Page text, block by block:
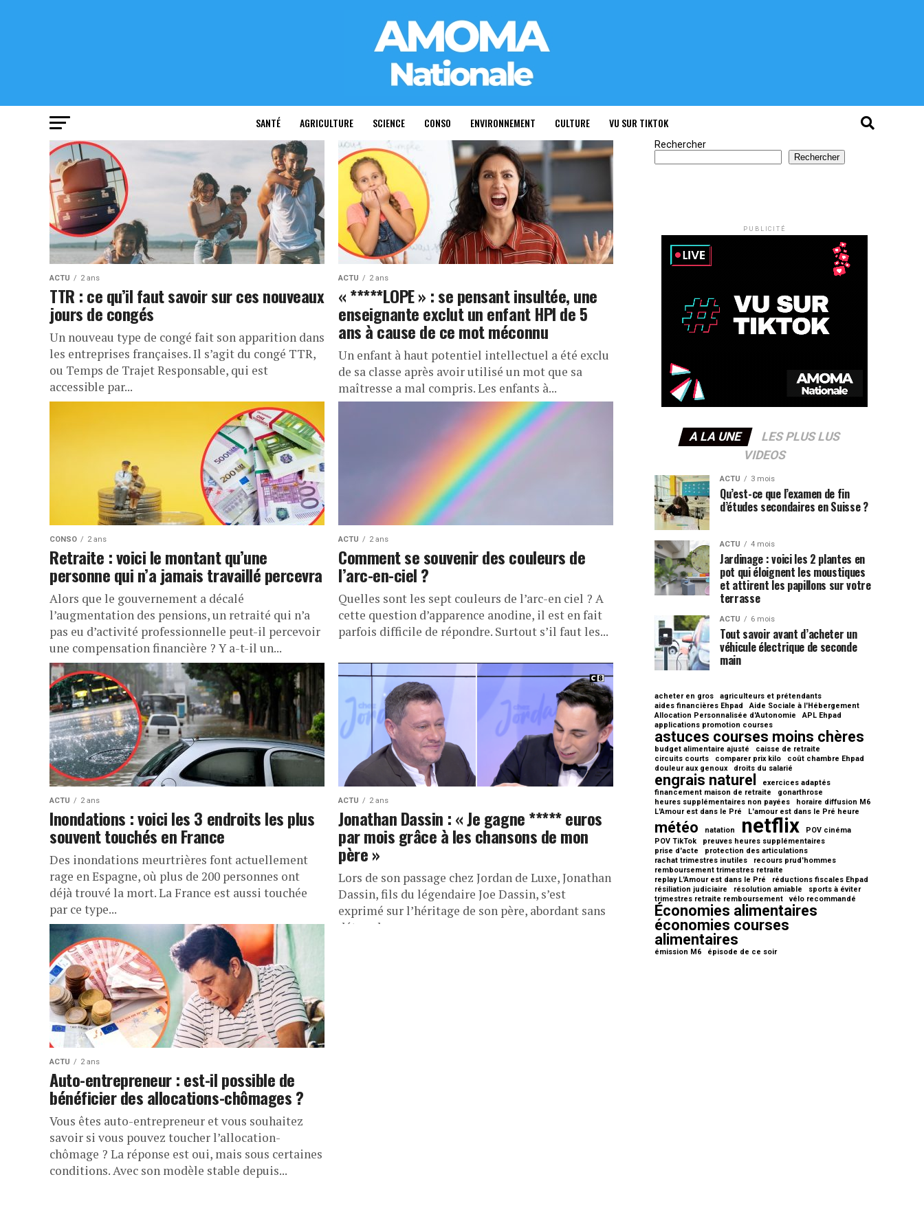
SANTÉ AGRICULTURE SCIENCE CONSO ENVIRONNEMENT CULTURE VU SUR TIKTOK
ACTU 2 ans
TTR : ce qu’il faut savoir sur ces nouveaux
jours de congés
Un nouveau type de congé fait son apparition dans
les entreprises françaises. Il s’agit du congé TTR,
ou Temps de Trajet Responsable, qui est
accessible par...
ACTU 2 ans
« *****LOPE » : se pensant insultée, une
enseignante exclut un enfant HPI de 5
ans à cause de ce mot méconnu
​Un enfant à haut potentiel intellectuel a été exclu
de sa classe après avoir utilisé un mot que sa
maîtresse a mal compris. Les enfants à...
CONSO 2 ans
Retraite : voici le montant qu’une
personne qui n’a jamais travaillé percevra
Alors que le gouvernement a décalé
l’augmentation des pensions, un retraité qui n’a
pas eu d’activité professionnelle peut-il percevoir
une compensation financière ? Y a-t-il un...
ACTU 2 ans
Comment se souvenir des couleurs de
l’arc-en-ciel ?
Quelles sont les sept couleurs de l’arc-en ciel ? A
cette question d’apparence anodine, il est en fait
parfois difficile de répondre. Surtout s’il faut les...
ACTU 2 ans
Inondations : voici les 3 endroits les plus
souvent touchés en France
Des inondations meurtrières font actuellement
rage en Espagne, où plus de 200 personnes ont
déjà trouvé la mort. La France est aussi touchée
par ce type...
ACTU 2 ans
Jonathan Dassin : « Je gagne ***** euros
par mois grâce à les chansons de mon
père »
Lors de son passage chez Jordan de Luxe, Jonathan
Dassin, fils du légendaire Joe Dassin, s’est
exprimé sur l’héritage de son père, abordant sans
détour les...
ACTU 2 ans
Auto-entrepreneur : est-il possible de
bénéficier des allocations-chômages ?
​Vous êtes auto-entrepreneur et vous souhaitez
savoir si vous pouvez toucher l’allocation-
chômage ? La réponse est oui, mais sous certaines
conditions. Avec son modèle stable depuis...
Rechercher
Rechercher
PUBLICITÉ
A LA UNE
LES PLUS LUS
VIDEOS
ACTU 3 mois
Qu’est-ce que l’examen de fin
d’études secondaires en Suisse ?
ACTU 4 mois
Jardinage : voici les 2 plantes en
pot qui éloignent les moustiques
et attirent les papillons sur votre
terrasse
ACTU 6 mois
Tout savoir avant d’acheter un
véhicule électrique de seconde
main
acheter en gros
agriculteurs et prétendants
aides financières Ehpad
Aide Sociale à l'Hébergement
Allocation Personnalisée d'Autonomie
APL Ehpad
applications promotion courses
astuces courses moins chères
budget alimentaire ajusté
caisse de retraite
circuits courts
comparer prix kilo
coût chambre Ehpad
douleur aux genoux
droits du salarié
engrais naturel
exercices adaptés
financement maison de retraite
gonarthrose
heures supplémentaires non payées
horaire diffusion M6
L'Amour est dans le Pré
L'amour est dans le Pré heure
météo natation netflix
POV cinéma
POV TikTok
preuves heures supplémentaires
prise d'acte
protection des articulations
rachat trimestres inutiles
recours prud'hommes
remboursement trimestres retraite
replay L'Amour est dans le Pré
réductions fiscales Ehpad
résiliation judiciaire
résolution amiable
sports à éviter
trimestres retraite remboursement
vélo recommandé
Économies alimentaires
économies courses
alimentaires
émission M6 épisode de ce soir